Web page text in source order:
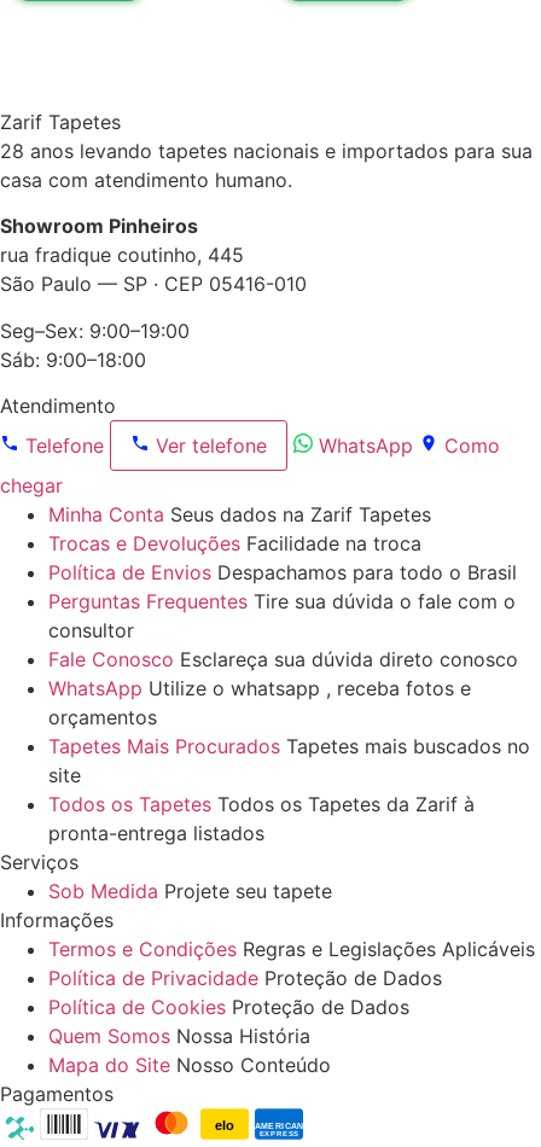
Zarif Tapetes
28 anos levando tapetes nacionais e importados para sua
casa com atendimento humano.
Showroom Pinheiros
rua fradique coutinho, 445
São Paulo — SP · CEP 05416-010
Seg–Sex: 9:00–19:00
Sáb: 9:00–18:00
Atendimento
Telefone
Ver telefone WhatsApp
Como
chegar
Minha Conta Seus dados na Zarif Tapetes
Trocas e Devoluções Facilidade na troca
Política de Envios Despachamos para todo o Brasil
Perguntas Frequentes Tire sua dúvida o fale com o
consultor
Fale Conosco Esclareça sua dúvida direto conosco
WhatsApp Utilize o whatsapp , receba fotos e
orçamentos
Tapetes Mais Procurados Tapetes mais buscados no
site
Todos os Tapetes Todos os Tapetes da Zarif à
pronta-entrega listados
Serviços
Sob Medida Projete seu tapete
Informações
Termos e Condições Regras e Legislações Aplicáveis
Política de Privacidade Proteção de Dados
Política de Cookies Proteção de Dados
Quem Somos Nossa História
Mapa do Site Nosso Conteúdo
Pagamentos
elo AMERICAN
EXPRESS